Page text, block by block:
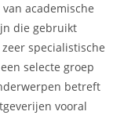
academische
die gebruikt
specialistische
selecte groep
betreft
vooral